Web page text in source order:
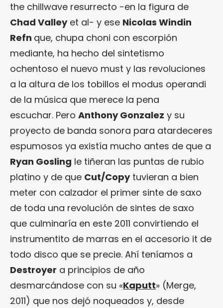
the chillwave resurrecto -en la figura de
Chad Valleyet al- y ese Nicolas Windin
Refn que, chupa choni con escorpión
mediante, ha hecho del sintetismo
ochentoso el nuevo must y las revoluciones
a la altura de los tobillos el modus operandi
de la música que merece la pena
escuchar. Pero Anthony Gonzalez y su
proyecto de banda sonora para atardeceres
espumosos ya existía mucho antes de que a
Ryan Gosling le tiñeran las puntas de rubio
platino y de que Cut/Copytuvieran a bien
meter con calzador el primer sinte de saxo
de toda una revolución de sintes de saxo
que culminaría en este 2011 convirtiendo el
instrumentito de marras en el accesorio it de
todo disco que se precie. Ahí teníamos a
Destroyer a principios de año
desmarcándose con su «Kaputt» (Merge,
2011) que nos dejó noqueados y, desde